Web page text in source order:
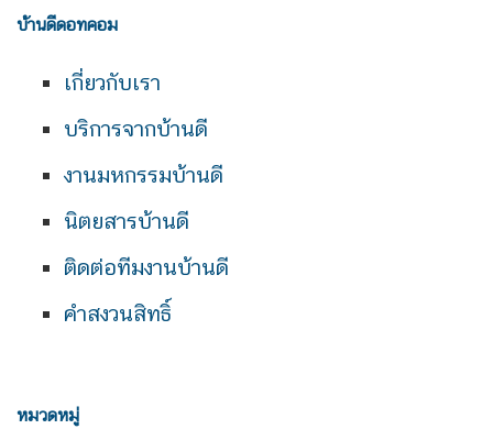
บ้านดีดอทคอม
เกี่ยวกับเรา
บริการจากบ้านดี
งานมหกรรมบ้านดี
นิตยสารบ้านดี
ติดต่อทีมงานบ้านดี
คำสงวนสิทธิ์
หมวดหมู่